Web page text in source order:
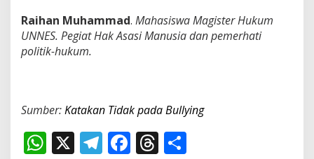
Raihan Muhammad. Mahasiswa Magister Hukum
UNNES. Pegiat Hak Asasi Manusia dan pemerhati
politik-hukum.
Sumber:Katakan Tidak pada Bullying
W X T F T